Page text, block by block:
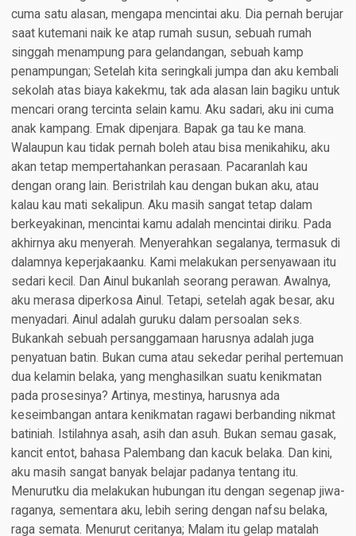
cuma satu alasan, mengapa mencintai aku. Dia pernah berujar
saat kutemani naik ke atap rumah susun, sebuah rumah
singgah menampung para gelandangan, sebuah kamp
penampungan; Setelah kita seringkali jumpa dan aku kembali
sekolah atas biaya kakekmu, tak ada alasan lain bagiku untuk
mencari orang tercinta selain kamu. Aku sadari, aku ini cuma
anak kampang. Emak dipenjara. Bapak ga tau ke mana.
Walaupun kau tidak pernah boleh atau bisa menikahiku, aku
akan tetap mempertahankan perasaan. Pacaranlah kau
dengan orang lain. Beristrilah kau dengan bukan aku, atau
kalau kau mati sekalipun. Aku masih sangat tetap dalam
berkeyakinan, mencintai kamu adalah mencintai diriku. Pada
akhirnya aku menyerah. Menyerahkan segalanya, termasuk di
dalamnya keperjakaanku. Kami melakukan persenyawaan itu
sedari kecil. Dan Ainul bukanlah seorang perawan. Awalnya,
aku merasa diperkosa Ainul. Tetapi, setelah agak besar, aku
menyadari. Ainul adalah guruku dalam persoalan seks.
Bukankah sebuah persanggamaan harusnya adalah juga
penyatuan batin. Bukan cuma atau sekedar perihal pertemuan
dua kelamin belaka, yang menghasilkan suatu kenikmatan
pada prosesinya? Artinya, mestinya, harusnya ada
keseimbangan antara kenikmatan ragawi berbanding nikmat
batiniah. Istilahnya asah, asih dan asuh. Bukan semau gasak,
kancit entot, bahasa Palembang dan kacuk belaka. Dan kini,
aku masih sangat banyak belajar padanya tentang itu.
Menurutku dia melakukan hubungan itu dengan segenap jiwa-
raganya, sementara aku, lebih sering dengan nafsu belaka,
raga semata. Menurut ceritanya; Malam itu gelap matalah